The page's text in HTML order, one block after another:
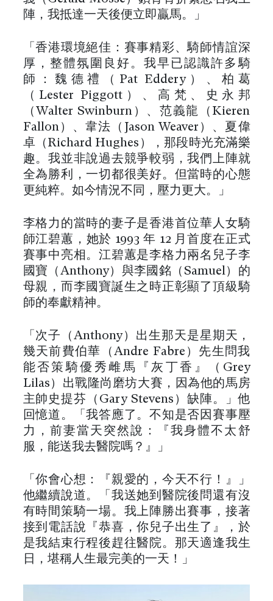
陣，我抵達一天後便立即贏馬。」
「香港環境絕佳：賽事精彩、騎師情誼深
厚，整體氛圍良好。我早已認識許多騎
師：魏德禮（Pat Eddery）、柏葛
（Lester Piggott）、高梵、史永邦
（Walter Swinburn）、范義龍（Kieren
Fallon）、韋法（Jason Weaver）、夏偉
卓（Richard Hughes），那段時光充滿樂
趣。我並非說過去競爭較弱，我們上陣就
全為勝利，一切都很美好。但當時的心態
更純粹。如今情況不同，壓力更大。」
李格力的當時的妻子是香港首位華人女騎
師江碧蕙，她於 1993 年 12 月首度在正式
賽事中亮相。江碧蕙是李格力兩名兒子李
國寶（Anthony）與李國銘（Samuel）的
母親，而李國寶誕生之時正彰顯了頂級騎
師的奉獻精神。
「次子（Anthony）出生那天是星期天，
幾天前費伯華（Andre Fabre）先生問我
能否策騎優秀雌馬『灰丁香』（Grey
Lilas）出戰隆尚磨坊大賽，因為他的馬房
主帥史提芬（Gary Stevens）缺陣。」他
回憶道。「我答應了。不知是否因賽事壓
力，前妻當天突然說：『我身體不太舒
服，能送我去醫院嗎？』」
「你會心想：『親愛的，今天不行！』」
他繼續說道。「我送她到醫院後問還有沒
有時間策騎一場。我上陣勝出賽事，接著
接到電話說『恭喜，你兒子出生了』，於
是我結束行程後趕往醫院。那天適逢我生
日，堪稱人生最完美的一天！」